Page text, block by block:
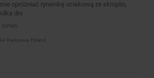
opróżniać rynienkę ociekową ze skroplin,
dni
Warszawa, Poland